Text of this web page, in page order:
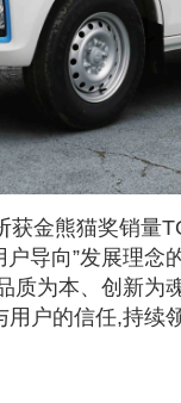
获金熊猫奖销量
导向”发展理
质为本、创新为
用户的信任,持续